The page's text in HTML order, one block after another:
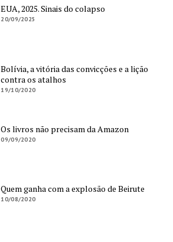
EUA, 2025. Sinais do colapso
20/09/2025
Bolívia, a vitória das convicções e a lição
contra os atalhos
19/10/2020
Os livros não precisam da Amazon
09/09/2020
Quem ganha com a explosão de Beirute
10/08/2020